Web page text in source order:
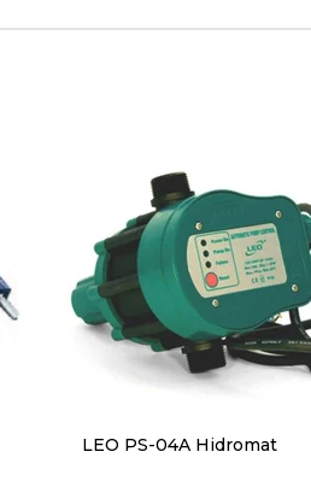
LEO PS-04A Hidromat